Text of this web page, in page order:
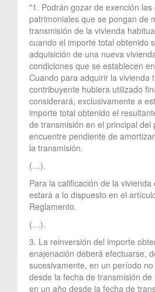
"1. Podrán gozar de exención las
patrimoniales que se pongan de
transmisión de la vivienda
cuando el importe total obtenido
adquisición de una nueva
condiciones que se establecen
Cuando para adquirir la vivienda
contribuyente hubiera utilizado
considerará, exclusivamente a
importe total obtenido el
de transmisión en el principal del
encuentre pendiente de
la transmisión.
(…).
Para la calificación de la
estará a lo dispuesto en el
Reglamento.
(…).
3. La reinversión del importe
enajenación deberá efectuarse,
sucesivamente, en un período
desde la fecha de transmisión
en un año desde la fecha de